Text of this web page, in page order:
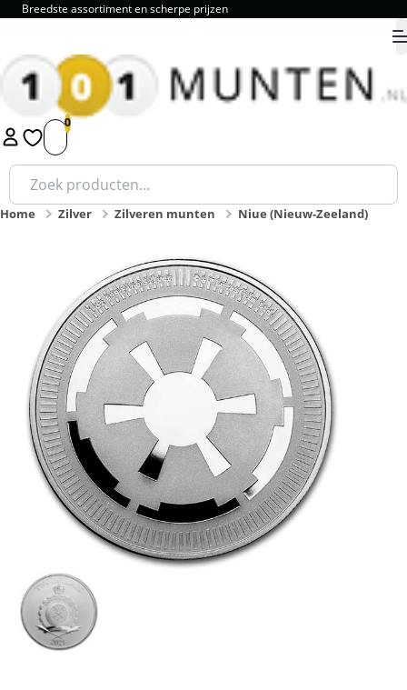
Breedste assortiment en scherpe prijzen
1 2 3 4 5 9.8
Zoeken
naar:
Home Zilver Zilveren munten Niue (Nieuw-Zeeland)